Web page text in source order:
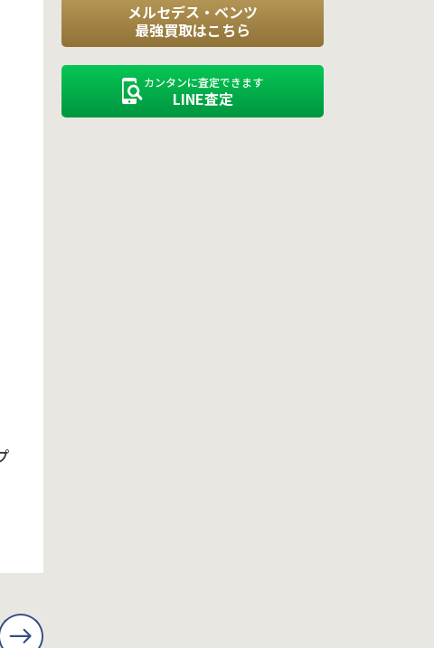
メルセデス・ベンツ
最強買取はこちら
カンタンに査定できます
LINE査定